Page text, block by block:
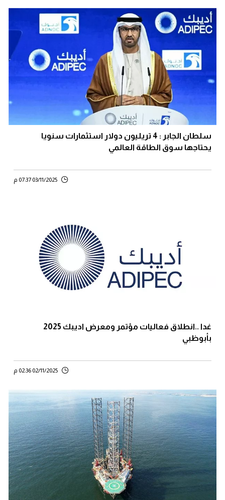
سلطان الجابر : 4 تريليون دولار استثمارات سنويا
يحتاجها سوق الطاقة العالمي
03/11/2025 07:37 م
غدا ..انطلاق فعاليات مؤتمر ومعرض اديبك 2025
بأبوظبي
02/11/2025 02:36 م